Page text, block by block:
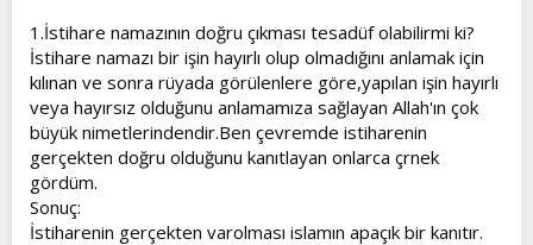
1.İstihare namazının doğru çıkması tesadüf olabilirmi ki?
İstihare namazı bir işin hayırlı olup olmadığını anlamak için
kılınan ve sonra rüyada görülenlere göre,yapılan işin hayırlı
veya hayırsız olduğunu anlamamıza sağlayan Allah'ın çok
büyük nimetlerindendir.Ben çevremde istiharenin
gerçekten doğru olduğunu kanıtlayan onlarca çrnek
gördüm.
Sonuç:
İstiharenin gerçekten varolması islamın apaçık bir kanıtır.